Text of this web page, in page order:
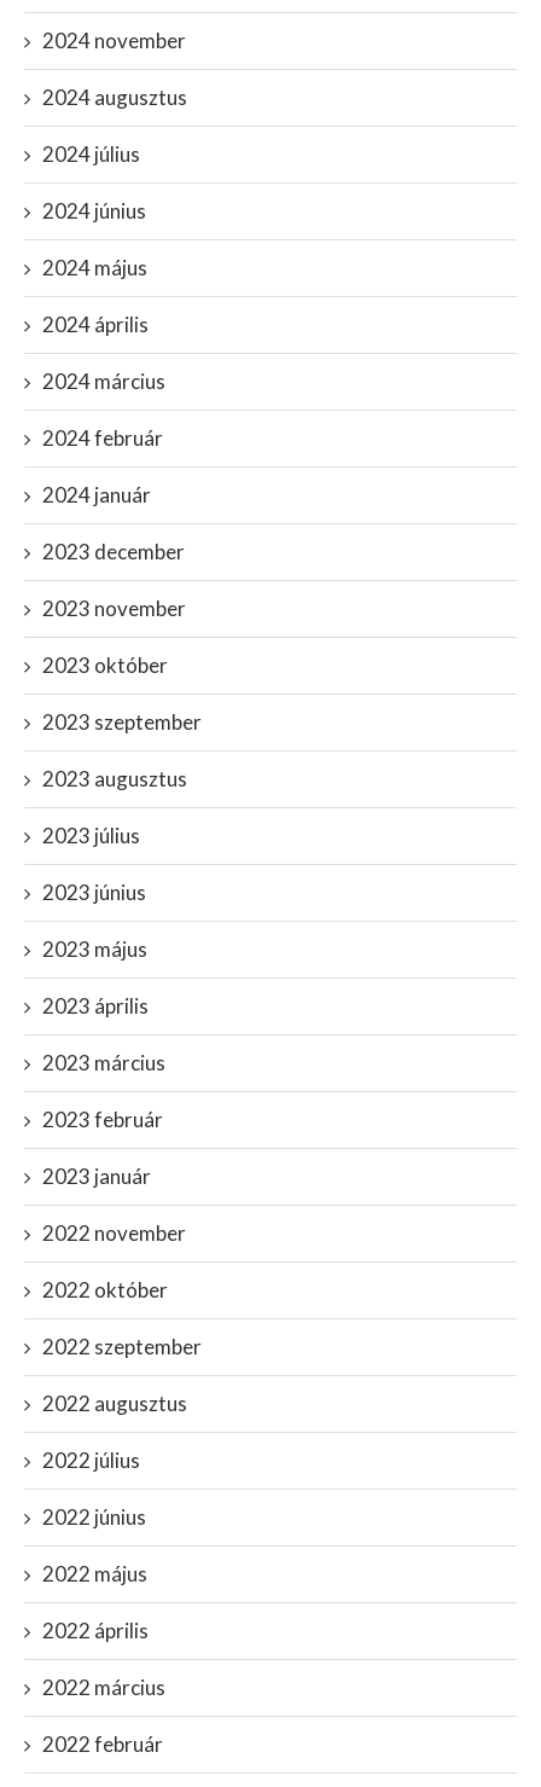
2024 november
2024 augusztus
2024 július
2024 június
2024 május
2024 április
2024 március
2024 február
2024 január
2023 december
2023 november
2023 október
2023 szeptember
2023 augusztus
2023 július
2023 június
2023 május
2023 április
2023 március
2023 február
2023 január
2022 november
2022 október
2022 szeptember
2022 augusztus
2022 július
2022 június
2022 május
2022 április
2022 március
2022 február